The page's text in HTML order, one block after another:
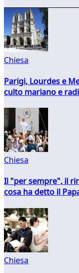
Chiesa
Parigi, Lourdes e
culto mariano e
Chiesa
Il "per sempre", il
cosa ha detto il
Chiesa